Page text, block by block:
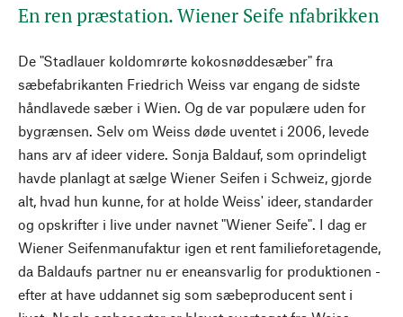
En ren præstation. Wiener Seife nfabrikken
De "Stadlauer koldomrørte kokosnøddesæber" fra
sæbefabrikanten Friedrich Weiss var engang de sidste
håndlavede sæber i Wien. Og de var populære uden for
bygrænsen. Selv om Weiss døde uventet i 2006, levede
hans arv af ideer videre. Sonja Baldauf, som oprindeligt
havde planlagt at sælge Wiener Seifen i Schweiz, gjorde
alt, hvad hun kunne, for at holde Weiss' ideer, standarder
og opskrifter i live under navnet "Wiener Seife". I dag er
Wiener Seifenmanufaktur igen et rent familieforetagende,
da Baldaufs partner nu er eneansvarlig for produktionen -
efter at have uddannet sig som sæbeproducent sent i